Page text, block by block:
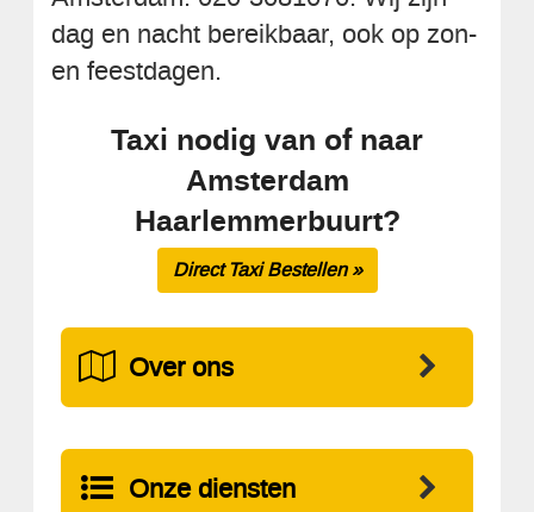
dag en nacht bereikbaar, ook op zon-
en feestdagen.
Taxi nodig van of naar
Amsterdam
Haarlemmerbuurt?
Direct Taxi Bestellen »
Over ons
Onze diensten